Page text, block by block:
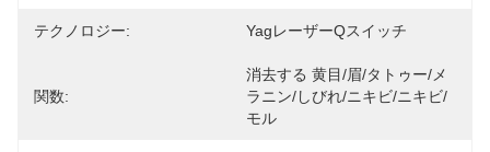
テクノロジー: YagレーザーQスイッチ
関数:
消去する 黄目/眉/タトゥー/メ
ラニン/しびれ/ニキビ/ニキビ/
モル